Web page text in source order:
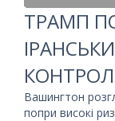
ТРАМП
Вашингтон
попри високі